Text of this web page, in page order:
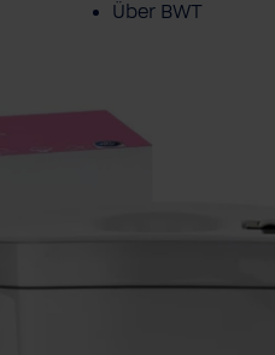
Über BWT